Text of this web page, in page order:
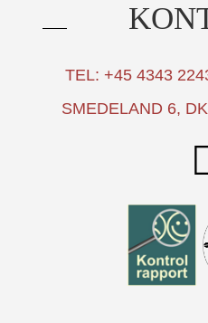
TEL: +45 4343
SMEDELAND 6,